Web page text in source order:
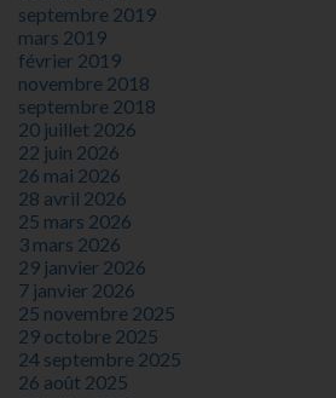
septembre 2019
mars 2019
février 2019
novembre 2018
septembre 2018
20 juillet 2026
22 juin 2026
26 mai 2026
28 avril 2026
25 mars 2026
3 mars 2026
29 janvier 2026
7 janvier 2026
25 novembre 2025
29 octobre 2025
24 septembre 2025
26 août 2025